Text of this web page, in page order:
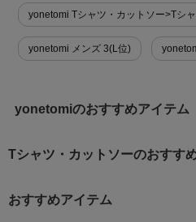
yonetomi Tシャツ・カットソー>Tシ
yonetomi メンズ 3(L位)
yonetomiのおすすめアイテム
Tシャツ・カットソーのおすす
おすすめアイテム